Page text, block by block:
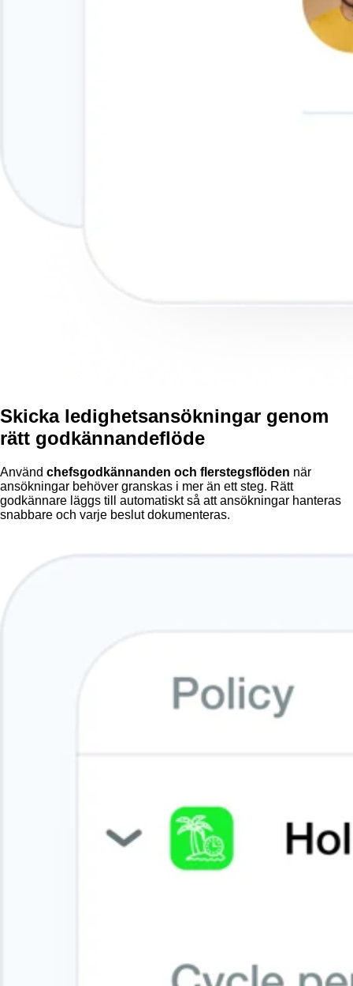
Skicka ledighetsansökningar genom
rätt godkännandeflöde
Använd chefsgodkännanden och flerstegsflöden när
ansökningar behöver granskas i mer än ett steg. Rätt
godkännare läggs till automatiskt så att ansökningar hanteras
snabbare och varje beslut dokumenteras.